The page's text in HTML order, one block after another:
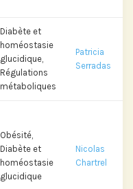
Diabète et
homéostasie
glucidique,
Régulations
métaboliques
Patricia
Serradas
Obésité,
Diabète et
homéostasie
glucidique
Nicolas
Chartrel